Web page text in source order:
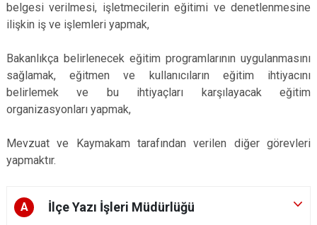
belgesi verilmesi, işletmecilerin eğitimi ve denetlenmesine
ilişkin iş ve işlemleri yapmak,
Bakanlıkça belirlenecek eğitim programlarının uygulanmasını
sağlamak, eğitmen ve kullanıcıların eğitim ihtiyacını
belirlemek ve bu ihtiyaçları karşılayacak eğitim
organizasyonları yapmak,
Mevzuat ve Kaymakam tarafından verilen diğer görevleri
yapmaktır.
A İlçe Yazı İşleri Müdürlüğü